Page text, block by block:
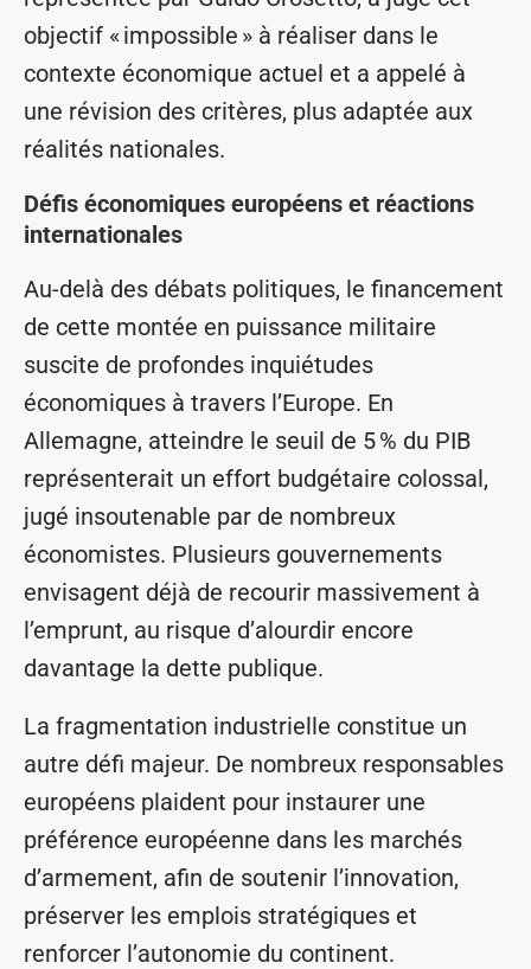
objectif « impossible » à réaliser dans le
contexte économique actuel et a appelé à
une révision des critères, plus adaptée aux
réalités nationales.
Défis économiques européens et réactions
internationales
Au-delà des débats politiques, le financement
de cette montée en puissance militaire
suscite de profondes inquiétudes
économiques à travers l’Europe. En
Allemagne, atteindre le seuil de 5 % du PIB
représenterait un effort budgétaire colossal,
jugé insoutenable par de nombreux
économistes. Plusieurs gouvernements
envisagent déjà de recourir massivement à
l’emprunt, au risque d’alourdir encore
davantage la dette publique.
La fragmentation industrielle constitue un
autre défi majeur. De nombreux responsables
européens plaident pour instaurer une
préférence européenne dans les marchés
d’armement, afin de soutenir l’innovation,
préserver les emplois stratégiques et
renforcer l’autonomie du continent.